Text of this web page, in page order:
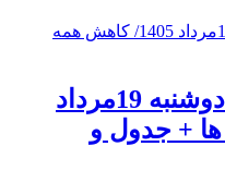
قیمت طلا و سکه امروز دوشنبه 19مرداد
ها + جدول و